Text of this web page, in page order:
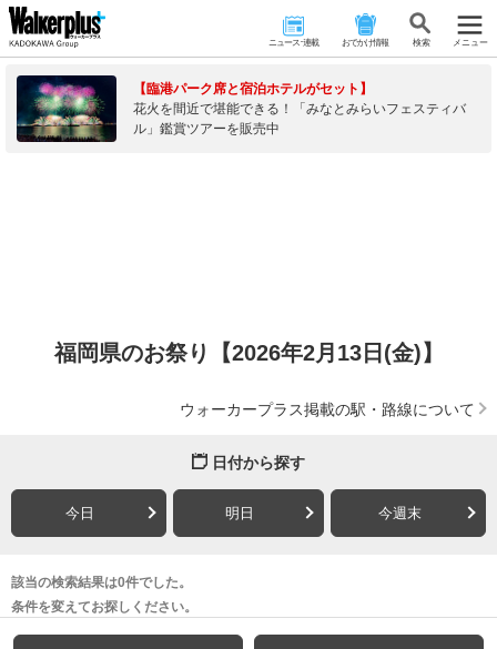
ニュース･連載 おでかけ情報 検 索 メニュー
【臨港パーク席と宿泊ホテルがセット】
花火を間近で堪能できる！「みなとみらいフェスティバ
ル」鑑賞ツアーを販売中
福岡県のお祭り【2026年2月13日(金)】
ウォーカープラス掲載の駅・路線について
日付から探す
今日 明日 今週末
該当の検索結果は0件でした。
条件を変えてお探しください。